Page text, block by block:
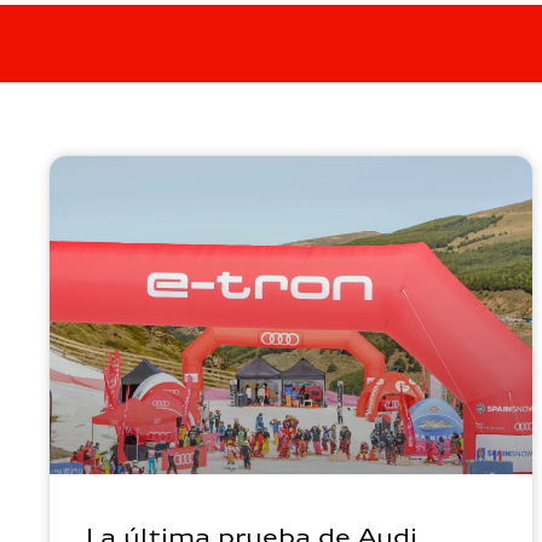
La última prueba de Audi